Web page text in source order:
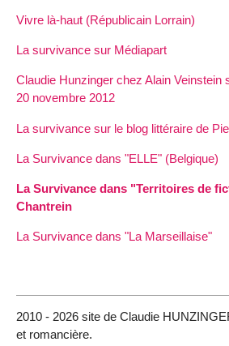
Vivre là-haut (Républicain Lorrain)
La survivance sur Médiapart
Claudie Hunzinger chez Alain Veinstein
20 novembre 2012
La survivance sur le blog littéraire de
La Survivance dans "ELLE" (Belgique)
La Survivance dans "Territoires de
Chantrein
La Survivance dans "La Marseillaise"
2010 - 2026 site de Claudie
et romancière.